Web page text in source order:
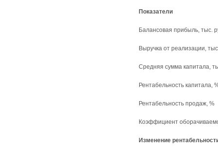
Показатели
Балансовая прибыль, тыс.
Выручка от реализации,
Средняя сумма капитала,
Рентабельность капитала,
Рентабельность продаж, %
Коэффициент
Изменение